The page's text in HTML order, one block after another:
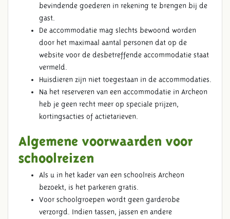
bevindende goederen in rekening te brengen bij de
gast.
De accommodatie mag slechts bewoond worden
door het maximaal aantal personen dat op de
website voor de desbetreffende accommodatie staat
vermeld.
Huisdieren zijn niet toegestaan in de accommodaties.
Na het reserveren van een accommodatie in Archeon
heb je geen recht meer op speciale prijzen,
kortingsacties of actietarieven.
Algemene voorwaarden voor
schoolreizen
Als u in het kader van een schoolreis Archeon
bezoekt, is het parkeren gratis.
Voor schoolgroepen wordt geen garderobe
verzorgd. Indien tassen, jassen en andere